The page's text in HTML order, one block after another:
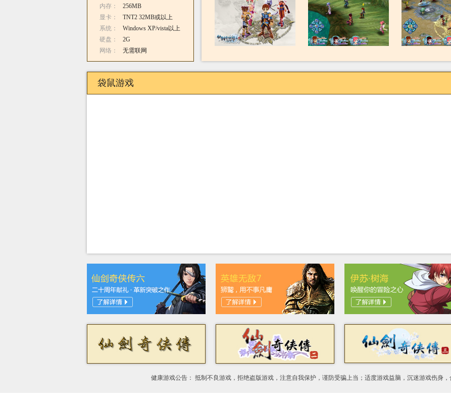
内存：
256MB
显卡：
TNT2 32MB或以上
系统：
Windows XP/vista以上
硬盘：
2G
网络：
无需联网
袋鼠游戏
健康游戏公告： 抵制不良游戏，拒绝盗版游戏，注意自我保护，谨防受骗上当；适度游戏益脑，沉迷游戏伤身